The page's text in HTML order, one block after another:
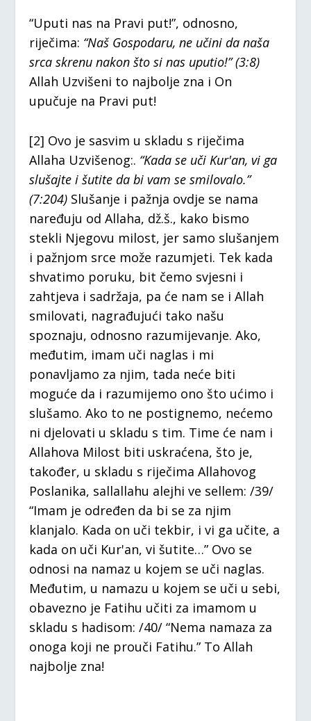
“Uputi nas na Pravi put!”, odnosno,
riječima: “Naš Gospodaru, ne učini da naša
srca skrenu nakon što si nas uputio!” (3:8)
Allah Uzvišeni to najbolje zna i On
upučuje na Pravi put!
[2] Ovo je sasvim u skladu s riječima
Allaha Uzvišenog:. “Kada se uči Kur'an, vi ga
slušajte i šutite da bi vam se smilovalo.”
(7:204) Slušanje i pažnja ovdje se nama
naređuju od Allaha, dž.š., kako bismo
stekli Njegovu milost, jer samo slušanjem
i pažnjom srce može razumjeti. Tek kada
shvatimo poruku, bit čemo svjesni i
zahtjeva i sadržaja, pa će nam se i Allah
smilovati, nagrađujući tako našu
spoznaju, odnosno razumijevanje. Ako,
međutim, imam uči naglas i mi
ponavljamo za njim, tada neće biti
moguće da i razumijemo ono što ućimo i
slušamo. Ako to ne postignemo, nećemo
ni djelovati u skladu s tim. Time će nam i
Allahova Milost biti uskraćena, što je,
također, u skladu s riječima Allahovog
Poslanika, sallallahu alejhi ve sellem: /39/
“Imam je određen da bi se za njim
klanjalo. Kada on uči tekbir, i vi ga učite, a
kada on uči Kur'an, vi šutite…” Ovo se
odnosi na namaz u kojem se uči naglas.
Međutim, u namazu u kojem se uči u sebi,
obavezno je Fatihu učiti za imamom u
skladu s hadisom: /40/ “Nema namaza za
onoga koji ne prouči Fatihu.” To Allah
najbolje zna!